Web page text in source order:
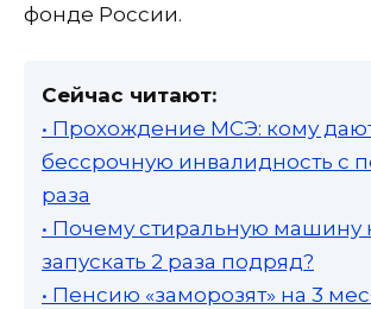
фонде России.
Сейчас читают:
• Прохождение МСЭ: кому
бессрочную инвалидность с
раза
• Почему стиральную машину
запускать 2 раза подряд?
• Пенсию «заморозят» на 3